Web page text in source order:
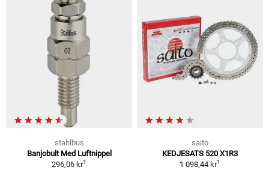
stahlbus
Banjobult Med Luftnippel
296,06 kr1
saito
KEDJESATS 520 X1R3
1 098,44 kr1